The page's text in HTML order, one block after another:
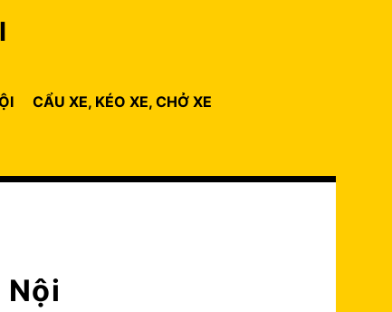
CẨU XE, KÉO XE, CHỞ XE
Nội